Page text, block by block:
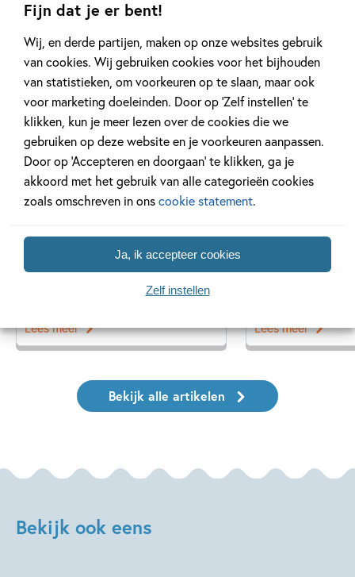
Fijn dat je er bent!
Wij, en derde partijen, maken op onze websites gebruik
van cookies. Wij gebruiken cookies voor het bijhouden
van statistieken, om voorkeuren op te slaan, maar ook
voor marketing doeleinden. Door op ‘Zelf instellen’ te
klikken, kun je meer lezen over de cookies die we
gebruiken op deze website en je voorkeuren aanpassen.
Door op ‘Accepteren en doorgaan’ te klikken, ga je
akkoord met het gebruik van alle categorieën cookies
zoals omschreven in onscookie statement.
Ja, ik accepteer cookies
Zelf instellen
Gerelateerde artikelen
De mooiste cadeauboeken
Tiplijst
Lees meer
over ‘Neem
Lees meer
Bekijk alle artikelen
Bekijk ook eens